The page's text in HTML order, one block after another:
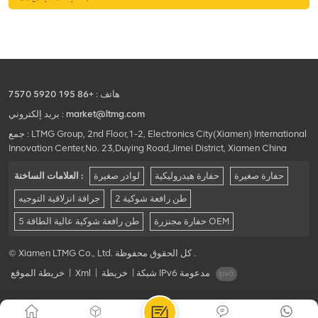
التشغيلية الهائلة البالغة 12 طنًا،
هاتف : +86 195 5920 7570
بريد إلكتروني : market@ltmg.com
جمع : LTMG Group, 2nd Floor,1-2, Electronics City(Xiamen) International
Innovation Center,No. 23,Duying Road,Jimei District, Xiamen China
العلامات الساخنة : لوادر صغيرة حفارة هيدروليكية حفارة صغيرة
جرافة انزلاقية التوجيه 2 طن رافعة شوكية
5 طن رافعة شوكية عالية الطاقة حفارة مجنزرة OEM
© Xiamen LTMG Co., Ltd. كل الحقوق محفوظة .
خريطة الموقع
Xml خريطة